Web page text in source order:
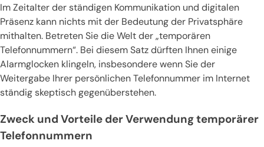
Im Zeitalter der ständigen Kommunikation und digitalen
Präsenz kann nichts mit der Bedeutung der Privatsphäre
mithalten. Betreten Sie die Welt der „temporären
Telefonnummern“. Bei diesem Satz dürften Ihnen einige
Alarmglocken klingeln, insbesondere wenn Sie der
Weitergabe Ihrer persönlichen Telefonnummer im Internet
ständig skeptisch gegenüberstehen.
Zweck und Vorteile der Verwendung temporärer
Telefonnummern